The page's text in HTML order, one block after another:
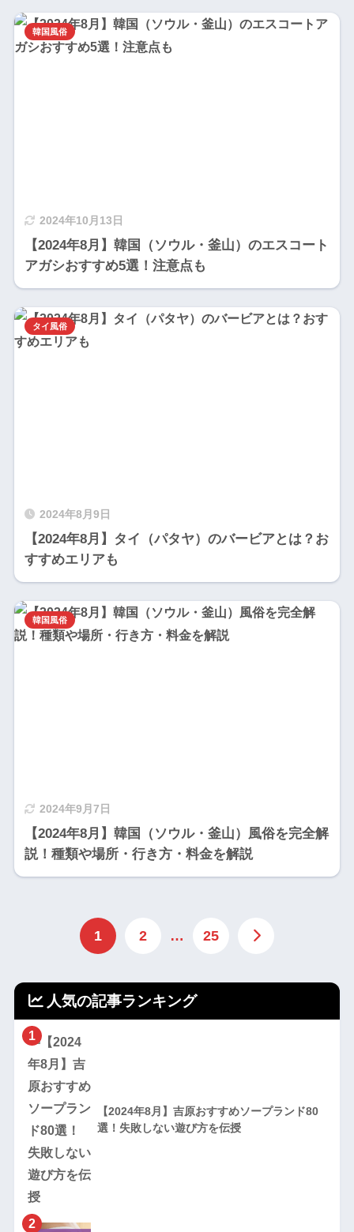
2024年10月13日
【2024年8月】韓国（ソウル・釜山）のエスコート
アガシおすすめ5選！注意点も
韓国風俗
2024年8月9日
【2024年8月】タイ（パタヤ）のバービアとは？お
すすめエリアも
タイ風俗
2024年9月7日
【2024年8月】韓国（ソウル・釜山）風俗を完全解
説！種類や場所・行き方・料金を解説
韓国風俗
1 2 … 25
人気の記事ランキング
1
【2024年8月】吉原おすすめソープランド80
選！失敗しない遊び方を伝授
2